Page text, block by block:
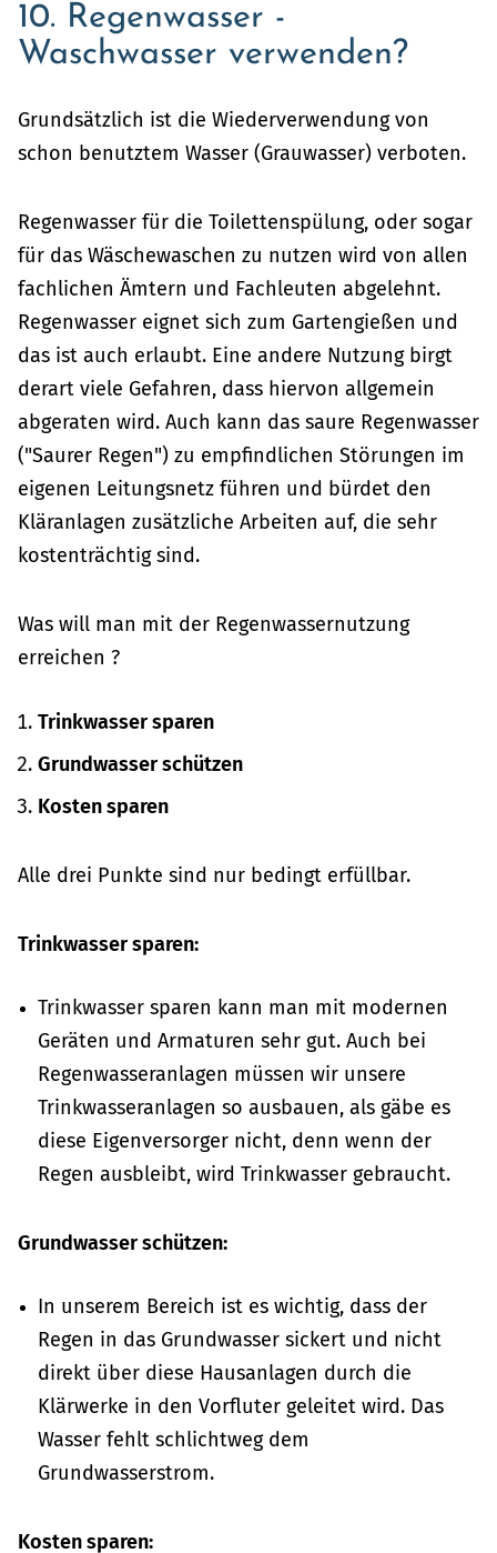
10. Regenwasser -
Waschwasser verwenden?
Grundsätzlich ist die Wiederverwendung von
schon benutztem Wasser (Grauwasser) verboten.
Regenwasser für die Toilettenspülung, oder sogar
für das Wäschewaschen zu nutzen wird von allen
fachlichen Ämtern und Fachleuten abgelehnt.
Regenwasser eignet sich zum Gartengießen und
das ist auch erlaubt. Eine andere Nutzung birgt
derart viele Gefahren, dass hiervon allgemein
abgeraten wird. Auch kann das saure Regenwasser
("Saurer Regen") zu empfindlichen Störungen im
eigenen Leitungsnetz führen und bürdet den
Kläranlagen zusätzliche Arbeiten auf, die sehr
kostenträchtig sind.
Was will man mit der Regenwassernutzung
erreichen ?
Trinkwasser sparen
Grundwasser schützen
Kosten sparen
Alle drei Punkte sind nur bedingt erfüllbar.
Trinkwasser sparen:
Trinkwasser sparen kann man mit modernen
Geräten und Armaturen sehr gut. Auch bei
Regenwasseranlagen müssen wir unsere
Trinkwasseranlagen so ausbauen, als gäbe es
diese Eigenversorger nicht, denn wenn der
Regen ausbleibt, wird Trinkwasser gebraucht.
Grundwasser schützen:
In unserem Bereich ist es wichtig, dass der
Regen in das Grundwasser sickert und nicht
direkt über diese Hausanlagen durch die
Klärwerke in den Vorfluter geleitet wird. Das
Wasser fehlt schlichtweg dem
Grundwasserstrom.
Kosten sparen: